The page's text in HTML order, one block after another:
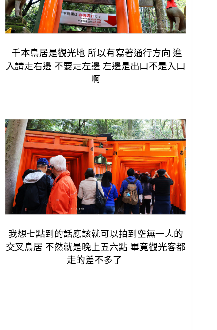
千本鳥居是觀光地 所以有寫著通行方向 進
入請走右邊 不要走左邊 左邊是出口不是入口
啊
我想七點到的話應該就可以拍到空無一人的
交叉鳥居 不然就是晚上五六點 畢竟觀光客都
走的差不多了